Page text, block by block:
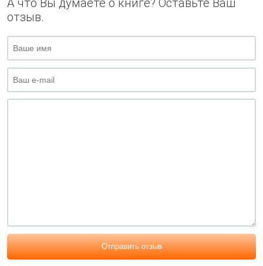
А что Вы думаете о книге? Оставьте Ваш
отзыв.
Отправить отзыв